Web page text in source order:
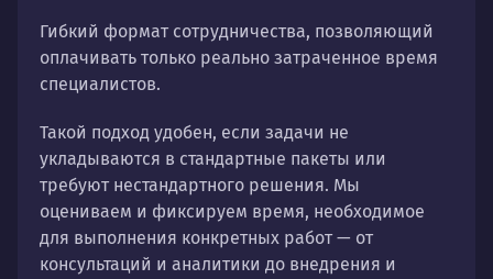
Гибкий формат сотрудничества, позволяющий
оплачивать только реально затраченное время
специалистов.
Такой подход удобен, если задачи не
укладываются в стандартные пакеты или
требуют нестандартного решения. Мы
оцениваем и фиксируем время, необходимое
для выполнения конкретных работ — от
консультаций и аналитики до внедрения и